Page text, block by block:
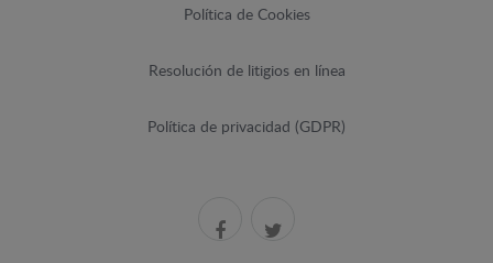
Política de Cookies
Resolución de litigios en línea
Política de privacidad (GDPR)